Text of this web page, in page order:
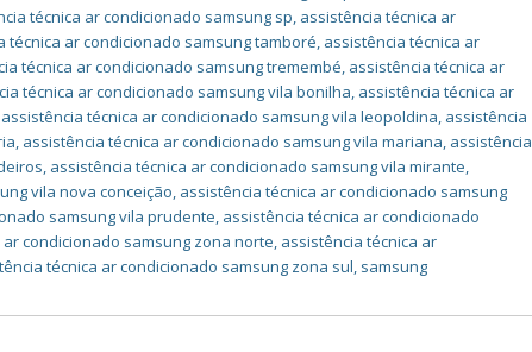
técnica ar condicionado samsung sp, assistência técnica ar
técnica ar condicionado samsung tamboré, assistência técnica ar
técnica ar condicionado samsung tremembé, assistência técnica ar
técnica ar condicionado samsung vila bonilha, assistência técnica ar
assistência técnica ar condicionado samsung vila leopoldina, assistência
, assistência técnica ar condicionado samsung vila mariana, assistência
, assistência técnica ar condicionado samsung vila mirante,
vila nova conceição, assistência técnica ar condicionado samsung
samsung vila prudente, assistência técnica ar condicionado
condicionado samsung zona norte, assistência técnica ar
técnica ar condicionado samsung zona sul, samsung